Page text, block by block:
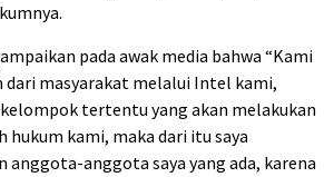
pada awak media bahwa “Kami
masyarakat melalui Intel kami,
tertentu yang akan melakukan
hukum kami, maka dari itu saya
anggota-anggota saya yang ada, karena